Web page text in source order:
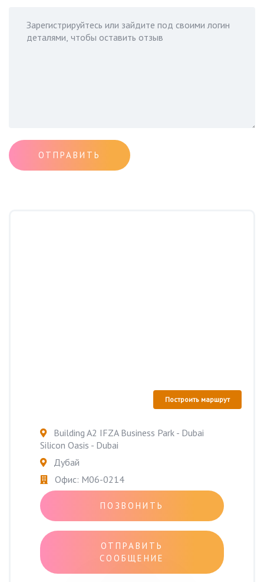
ОТПРАВИТЬ
Построить маршрут
Building A2 IFZA Business Park - Dubai
Silicon Oasis - Dubai
Дубай
Офис: M06-0214
ПОЗВОНИТЬ
ОТПРАВИТЬ
СООБЩЕНИЕ